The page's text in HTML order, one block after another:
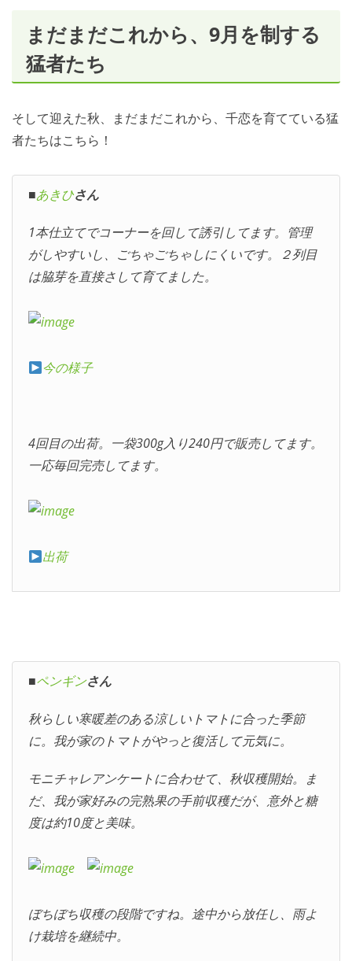
まだまだこれから、9月を制する
猛者たち
そして迎えた秋、まだまだこれから、千恋を育てている猛
者たちはこちら！
■あきひさん
1本仕立てでコーナーを回して誘引してます。管理
がしやすいし、ごちゃごちゃしにくいです。２列目
は脇芽を直接さして育てました。
今の様子
4回目の出荷。一袋300g入り240円で販売してます。
一応毎回完売してます。
出荷
■ペンギンさん
秋らしい寒暖差のある涼しいトマトに合った季節
に。我が家のトマトがやっと復活して元気に。
モニチャレアンケートに合わせて、秋収穫開始。ま
だ、我が家好みの完熟果の手前収穫だが、意外と糖
度は約10度と美味。
ぼちぼち収穫の段階ですね。途中から放任し、雨よ
け栽培を継続中。